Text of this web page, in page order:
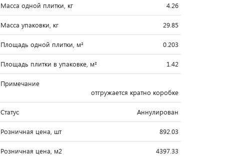
Масса одной плитки, кг 4.26
Масса упаковки, кг 29.85
Площадь одной плитки, м² 0.203
Площадь плитки в упаковке, м² 1.42
Примечание
отгружается кратно коробке
Статус Аннулирован
Розничная цена, шт 892.03
Розничная цена, м2 4397.33